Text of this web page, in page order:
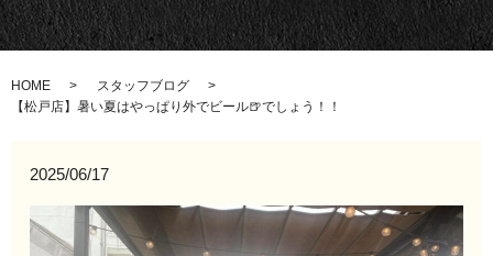
HOME
スタッフブログ
【松戸店】暑い夏はやっぱり外でビール🍺でしょう！！
2025/06/17